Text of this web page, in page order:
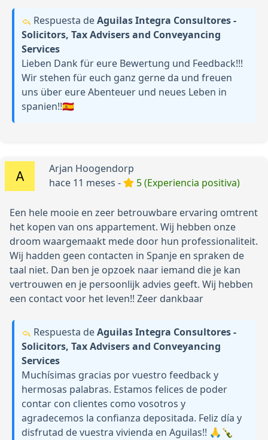
Respuesta deAguilas Integra Consultores -
Solicitors, Tax Advisers and Conveyancing
Services
Lieben Dank für eure Bewertung und Feedback!!!
Wir stehen für euch ganz gerne da und freuen
uns über eure Abenteuer und neues Leben in
spanien!!🇪🇸
Arjan Hoogendorp
hace 11 meses -
5 (Experiencia positiva)
Een hele mooie en zeer betrouwbare ervaring omtrent
het kopen van ons appartement. Wij hebben onze
droom waargemaakt mede door hun professionaliteit.
Wij hadden geen contacten in Spanje en spraken de
taal niet. Dan ben je opzoek naar iemand die je kan
vertrouwen en je persoonlijk advies geeft. Wij hebben
een contact voor het leven!! Zeer dankbaar
Respuesta deAguilas Integra Consultores -
Solicitors, Tax Advisers and Conveyancing
Services
Muchísimas gracias por vuestro feedback y
hermosas palabras. Estamos felices de poder
contar con clientes como vosotros y
agradecemos la confianza depositada. Feliz día y
disfrutad de vuestra vivienda en Aguilas!! 🙏🍾